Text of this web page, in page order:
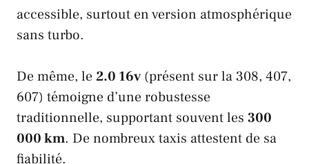
accessible, surtout en version atmosphérique
sans turbo.
De même, le2.0 16v(présent sur la 308, 407,
607) témoigne d’une robustesse
traditionnelle, supportant souvent les 300
000 km. De nombreux taxis attestent de sa
fiabilité.